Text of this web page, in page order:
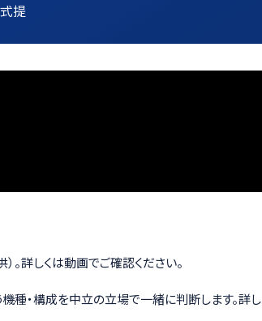
提
詳しくは動画でご確認ください。
種・構成を中立の立場で一緒に判断します。詳